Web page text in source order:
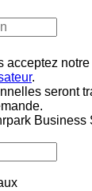
acceptez notre
.
seront
Business